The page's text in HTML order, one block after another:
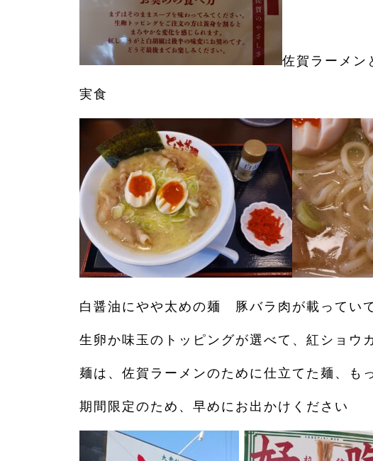
佐賀ラーメン
実食
白醤油にやや太めの麺 豚バラ肉が載ってい
生卵か味玉のトッピングが選べて、紅ショウ
麺は、佐賀ラーメンのために仕立てた麺、も
期間限定のため、早めにお出かけください